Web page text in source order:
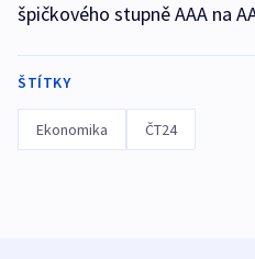
špičkového stupně AAA na
ŠTÍTKY
Ekonomika ČT24